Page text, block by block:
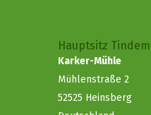
Hauptsitz
Karker-Mühle
Mühlenstraße 2
52525 Heinsberg